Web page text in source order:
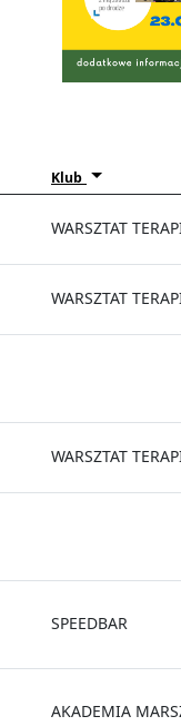
Klub
WARSZTAT
WARSZTAT
WARSZTAT
SPEEDBAR
AKADEMIA